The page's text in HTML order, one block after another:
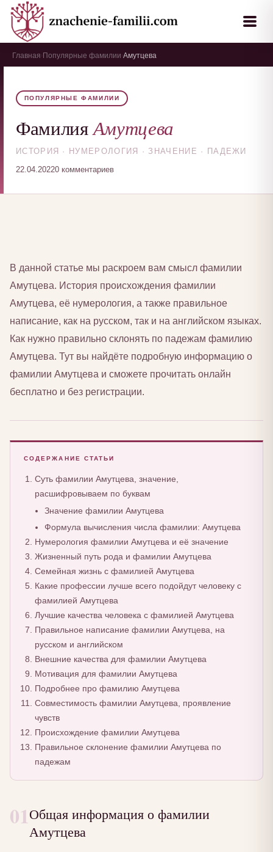
Главная Популярные фамилии Амутцева
ПОПУЛЯРНЫЕ ФАМИЛИИ
ФамилияАмутцева
ИСТОРИЯ · НУМЕРОЛОГИЯ · ЗНАЧЕНИЕ · ПАДЕЖИ
22.04.20220 комментариев
В данной статье мы раскроем вам смысл фамилии
Амутцева. История происхождения фамилии
Амутцева, её нумерология, а также правильное
написание, как на русском, так и на английском языках.
Как нужно правильно склонять по падежам фамилию
Амутцева. Тут вы найдёте подробную информацию о
фамилии Амутцева и сможете прочитать онлайн
бесплатно и без регистрации.
СОДЕРЖАНИЕ СТАТЬИ
Суть фамилии Амутцева, значение,
расшифровываем по буквам
Значение фамилии Амутцева
Формула вычисления числа фамилии: Амутцева
Нумерология фамилии Амутцева и её значение
Жизненный путь рода и фамилии Амутцева
Семейная жизнь с фамилией Амутцева
Какие профессии лучше всего подойдут человеку с
фамилией Амутцева
Лучшие качества человека с фамилией Амутцева
Правильное написание фамилии Амутцева, на
русском и английском
Внешние качества для фамилии Амутцева
Мотивация для фамилии Амутцева
Подробнее про фамилию Амутцева
Совместимость фамилии Амутцева, проявление
чувств
Происхождение фамилии Амутцева
Правильное склонение фамилии Амутцева по
падежам
01Общая информация о фамилии
Амутцева